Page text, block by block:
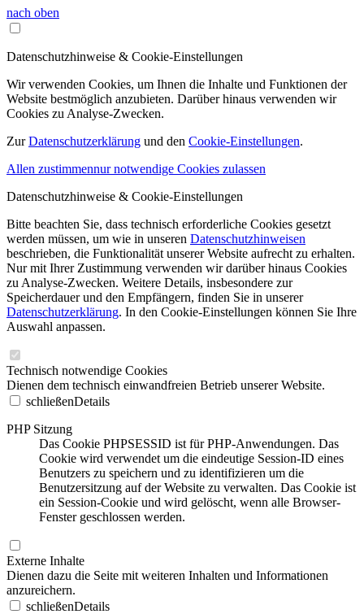
nach oben
Datenschutzhinweise & Cookie-Einstellungen
Wir verwenden Cookies, um Ihnen die Inhalte und Funktionen der
Website bestmöglich anzubieten. Darüber hinaus verwenden wir
Cookies zu Analyse-Zwecken.
ZurDatenschutzerklärung und den Cookie-Einstellungen.
Allen zustimmennur notwendige Cookies zulassen
Datenschutzhinweise & Cookie-Einstellungen
Bitte beachten Sie, dass technisch erforderliche Cookies gesetzt
werden müssen, um wie in unseren Datenschutzhinweisen
beschrieben, die Funktionalität unserer Website aufrecht zu erhalten.
Nur mit Ihrer Zustimmung verwenden wir darüber hinaus Cookies
zu Analyse-Zwecken. Weitere Details, insbesondere zur
Speicherdauer und den Empfängern, finden Sie in unserer
Datenschutzerklärung. In den Cookie-Einstellungen können Sie Ihre
Auswahl anpassen.
Technisch notwendige Cookies
Dienen dem technisch einwandfreien Betrieb unserer Website.
schließenDetails
PHP Sitzung
Das Cookie PHPSESSID ist für PHP-Anwendungen. Das
Cookie wird verwendet um die eindeutige Session-ID eines
Benutzers zu speichern und zu identifizieren um die
Benutzersitzung auf der Website zu verwalten. Das Cookie ist
ein Session-Cookie und wird gelöscht, wenn alle Browser-
Fenster geschlossen werden.
Externe Inhalte
Dienen dazu die Seite mit weiteren Inhalten und Informationen
anzureichern.
schließenDetails